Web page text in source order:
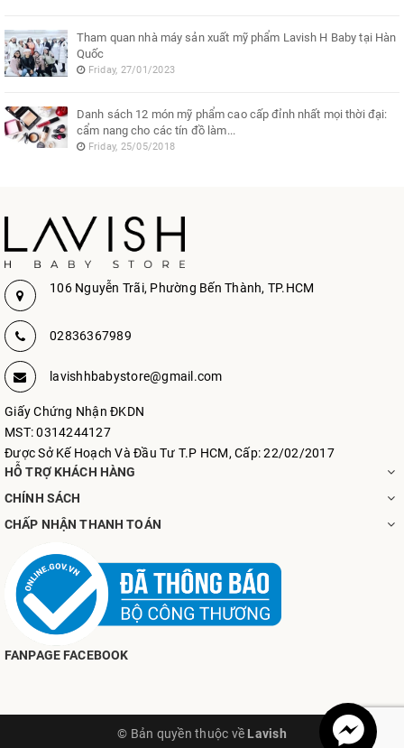
Tham quan nhà máy sản xuất mỹ phẩm Lavish H Baby tại Hàn
Quốc
Friday, 27/01/2023
Danh sách 12 món mỹ phẩm cao cấp đỉnh nhất mọi thời đại:
cẩm nang cho các tín đồ làm...
Friday, 25/05/2018
106 Nguyễn Trãi, Phường Bến Thành, TP.HCM
02836367989
lavishhbabystore@gmail.com
Giấy Chứng Nhận ĐKDN
MST: 0314244127
Được Sở Kế Hoạch Và Đầu Tư T.P HCM, Cấp: 22/02/2017
HỖ TRỢ KHÁCH HÀNG
CHÍNH SÁCH
CHẤP NHẬN THANH TOÁN
FANPAGE FACEBOOK
© Bản quyền thuộc về Lavish